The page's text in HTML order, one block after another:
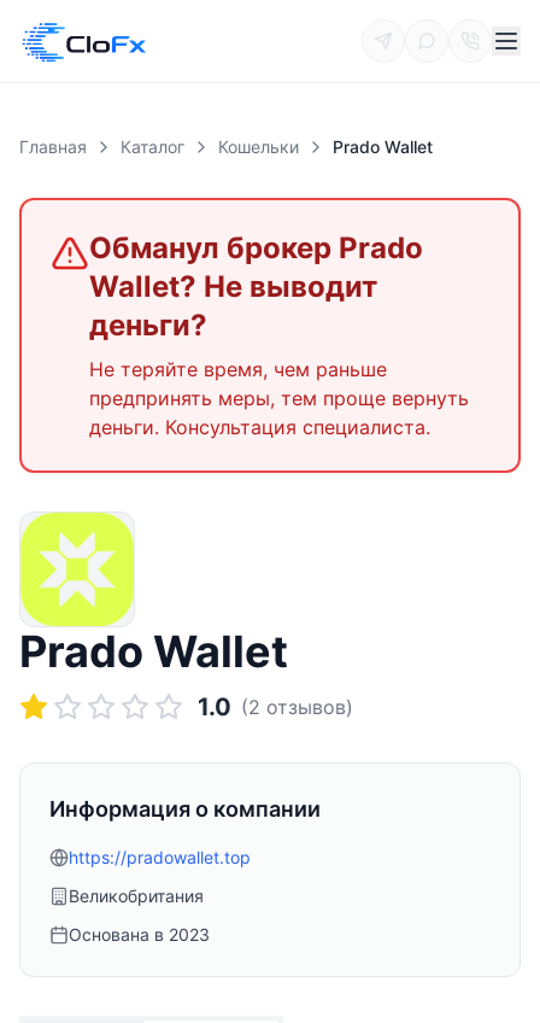
Главная Каталог Кошельки Prado Wallet
Обманул брокер Prado
Wallet? Не выводит
деньги?
Не теряйте время, чем раньше
предпринять меры, тем проще вернуть
деньги. Консультация специалиста.
Prado Wallet
1.0 (2 отзывов)
Информация о компании
https://pradowallet.top
Великобритания
Основана в 2023